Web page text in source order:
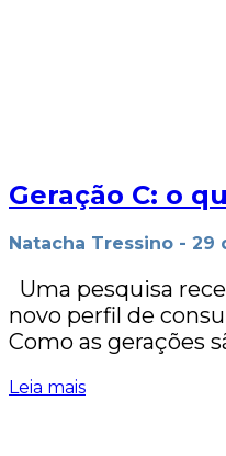
Geração C: o
Natacha Tressino - 29
Uma pesquisa
novo perfil de
Como as gerações
Leia mais